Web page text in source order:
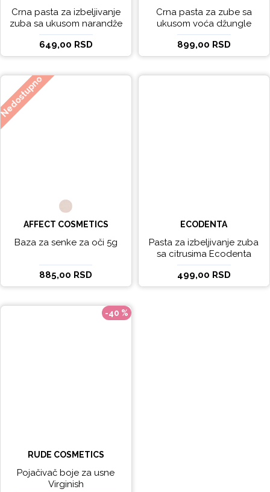
Crna pasta za izbeljivanje
zuba sa ukusom narandže
Ecodenta 100 ml
649,00 RSD
Crna pasta za zube sa
ukusom voća džungle
Ecodenta 75 ml
899,00 RSD
AFFECT COSMETICS
Baza za senke za oči 5g
885,00 RSD
ECODENTA
Pasta za izbeljivanje zuba
sa citrusima Ecodenta
EXPERT LINE EXCEPTIONAL
WHITENING 100ml
499,00 RSD
-40 %
RUDE COSMETICS
Pojačivač boje za usne
Virginish